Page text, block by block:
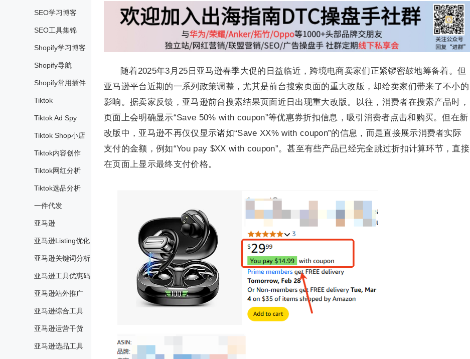
SEO学习博客
SEO工具集锦
Shopify学习博客
Shopify导航
Shopify常用插件
Tiktok
Tiktok Ad Spy
Tiktok Shop小店
Tiktok内容创作
Tiktok网红分析
Tiktok选品分析
一件代发
亚马逊
亚马逊Listing优化
亚马逊关键词分析
亚马逊工具优惠码
亚马逊站外推广
亚马逊综合工具
亚马逊运营干货
亚马逊选品工具
随着2025年3月25日亚马逊春季大促的日益临近，跨境电商卖家们正紧锣密鼓地筹备着。但
亚马逊平台近期的一系列政策调整，尤其是前台搜索页面的重大改版，却给卖家们带来了不小的
影响。据卖家反馈，亚马逊前台搜索结果页面近日出现重大改版。以往，消费者在搜索产品时，
页面上会明确显示“Save 50% with coupon”等优惠券折扣信息，吸引消费者点击和购买。但在新
改版中，亚马逊不再仅仅显示诸如“Save XX% with coupon”的信息，而是直接展示消费者实际
支付的金额，例如“You pay $XX with coupon”。甚至有些产品已经完全跳过折扣计算环节，直接
在页面上显示最终支付价格。